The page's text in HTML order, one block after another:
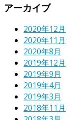
アーカイブ
2020年12月
2020年11月
2020年8月
2019年12月
2019年9月
2019年4月
2019年3月
2018年11月